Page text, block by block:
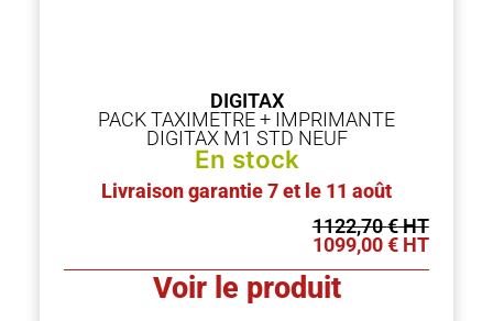
DIGITAX
PACK TAXIMETRE + IMPRIMANTE
DIGITAX M1 STD NEUF
En stock
Livraison garantie 7 et le 11 août
1122,70€
1099,00€
Voir le produit